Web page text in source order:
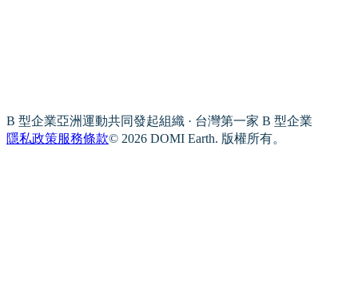
B 型企業亞洲運動共同發起組織 · 台灣第一家 B 型企業
隱私政策服務條款© 2026 DOMI Earth. 版權所有。